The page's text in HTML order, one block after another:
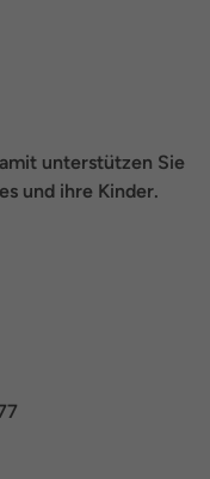
unterstützen Sie
und ihre Kinder.